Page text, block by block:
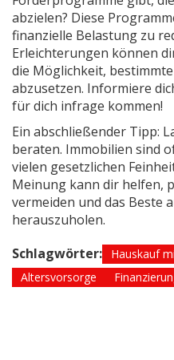
abzielen? Diese
finanzielle Belastung zu
Erleichterungen können
die Möglichkeit,
abzusetzen. Informiere
für dich infrage kommen!
Ein abschließender Tipp:
beraten. Immobilien sind
vielen gesetzlichen
Meinung kann dir helfen,
vermeiden und das Beste
herauszuholen.
Schlagwörter:
Hauskauf
Altersvorsorge